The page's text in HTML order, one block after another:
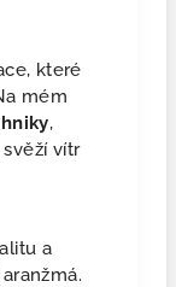
které
mém
,
vítr
a